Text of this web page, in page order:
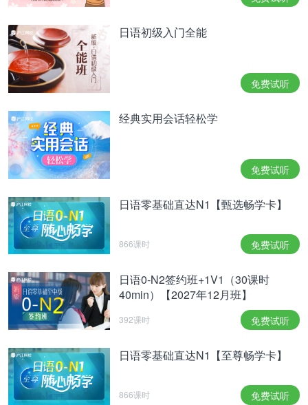
日语初级入门全能
免费试听
经典实用会话轻松学
免费试听
日语零基础直达N1【甄选畅学卡】
866课时 免费试听
日语0-N2签约班+1V1（30课时
40min）【2027年12月班】
392课时 免费试听
日语零基础直达N1【至尊畅学卡】
866课时 免费试听